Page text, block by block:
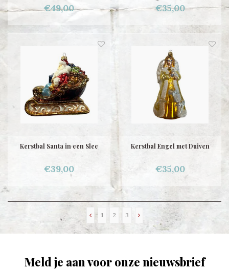
€49,00 €35,00
Kerstbal Santa in een Slee
€39,00
Kerstbal Engel met Duiven
€35,00
1 2 3
Meld je aan voor onze nieuwsbrief